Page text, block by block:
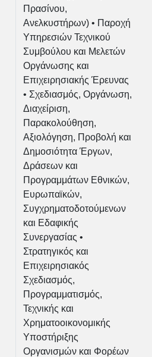
Πρασίνου,
Ανελκυστήρων) • Παροχή
Υπηρεσιών Τεχνικού
Συμβούλου και Μελετών
Οργάνωσης και
Επιχειρησιακής Έρευνας
• Σχεδιασμός, Οργάνωση,
Διαχείριση,
Παρακολούθηση,
Αξιολόγηση, Προβολή και
Δημοσιότητα Έργων,
Δράσεων και
Προγραμμάτων Εθνικών,
Ευρωπαϊκών,
Συγχρηματοδοτούμενων
και Εδαφικής
Συνεργασίας •
Στρατηγικός και
Επιχειρησιακός
Σχεδιασμός,
Προγραμματισμός,
Τεχνικής και
Χρηματοοικονομικής
Υποστήριξης
Οργανισμών και Φορέων